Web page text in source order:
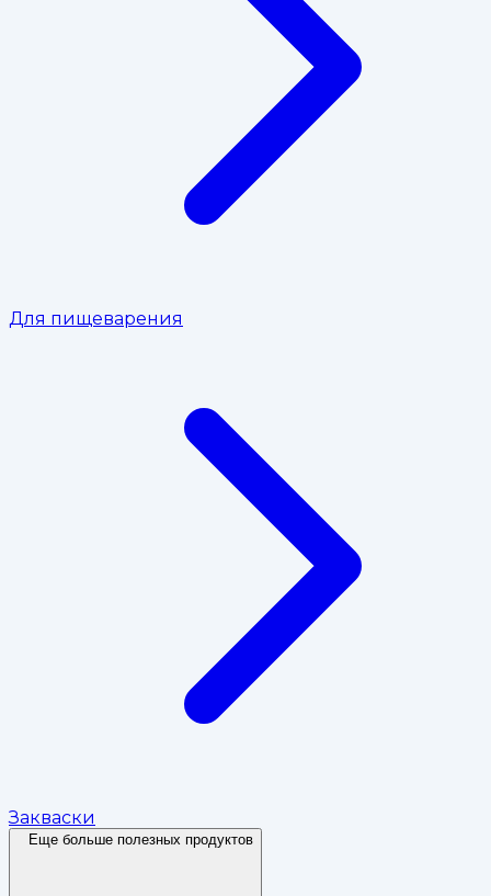
Для пищеварения
Закваски
Еще больше полезных продуктов